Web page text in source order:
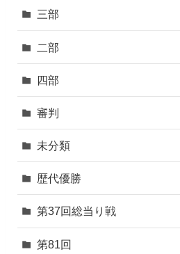
三部
二部
四部
審判
未分類
歴代優勝
第37回総当り戦
第81回